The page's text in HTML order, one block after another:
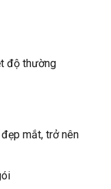
độ thường
mắt, trở nên